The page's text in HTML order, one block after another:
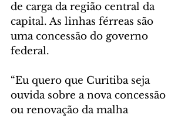
de carga da região central da
capital. As linhas férreas são
uma concessão do governo
federal.
“Eu quero que Curitiba seja
ouvida sobre a nova concessão
ou renovação da malha